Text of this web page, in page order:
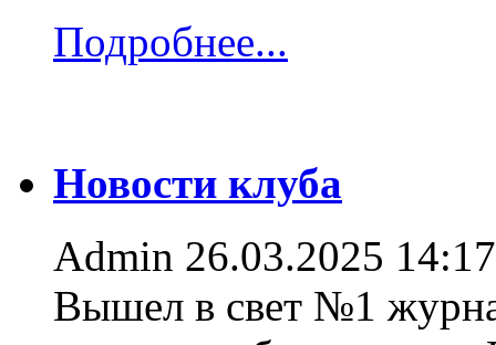
Подробнее...
Новости клуба
Admin 26.03.2025 14:17
Вышел в свет №1